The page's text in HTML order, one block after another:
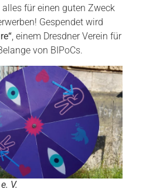
alles für einen guten Zweck
Gespendet wird
, einem Dresdner Verein für
von BIPoCs.
V.